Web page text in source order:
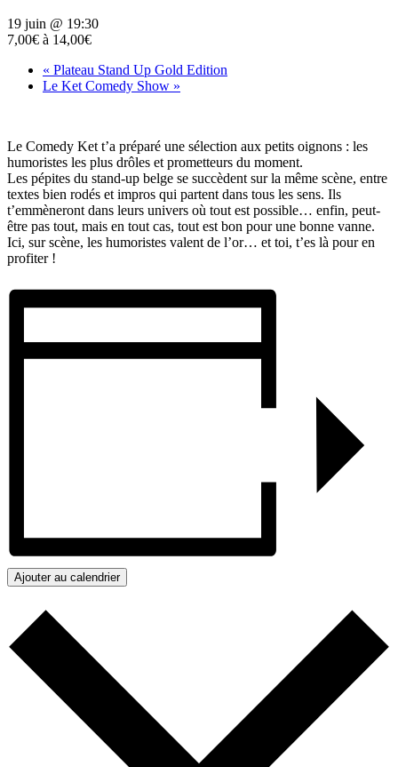
19 juin @ 19:30
7,00€ à 14,00€
« Plateau Stand Up Gold Edition
Le Ket Comedy Show »
Le Comedy Ket t’a préparé une sélection aux petits oignons : les
humoristes les plus drôles et prometteurs du moment.
Les pépites du stand-up belge se succèdent sur la même scène, entre
textes bien rodés et impros qui partent dans tous les sens. Ils
t’emmèneront dans leurs univers où tout est possible… enfin, peut-
être pas tout, mais en tout cas, tout est bon pour une bonne vanne.
Ici, sur scène, les humoristes valent de l’or… et toi, t’es là pour en
profiter !
Ajouter au calendrier